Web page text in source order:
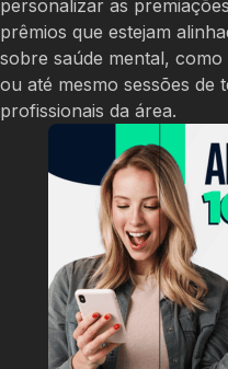
personalizar as
prêmios que estejam
sobre saúde mental,
ou até mesmo sessões de
profissionais da área.